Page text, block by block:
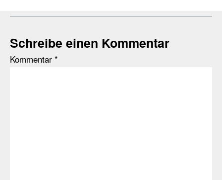
Schreibe einen Kommentar
Kommentar *